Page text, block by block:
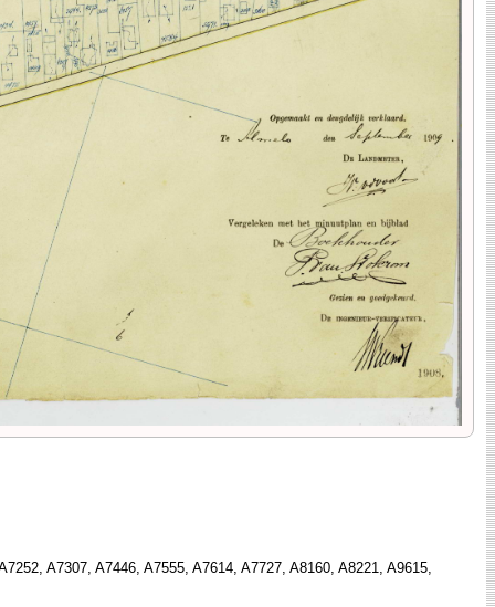
A7307, A7446, A7555, A7614, A7727, A8160, A8221, A9615,